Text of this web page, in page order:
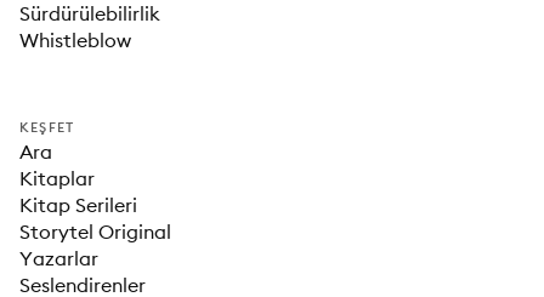
Sürdürülebilirlik
Whistleblow
KEŞFET
Ara
Kitaplar
Kitap Serileri
Storytel Original
Yazarlar
Seslendirenler